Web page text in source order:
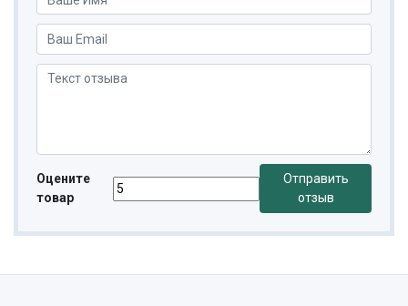
Оцените
товар
Отправить
отзыв